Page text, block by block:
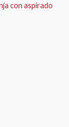
con aspirado